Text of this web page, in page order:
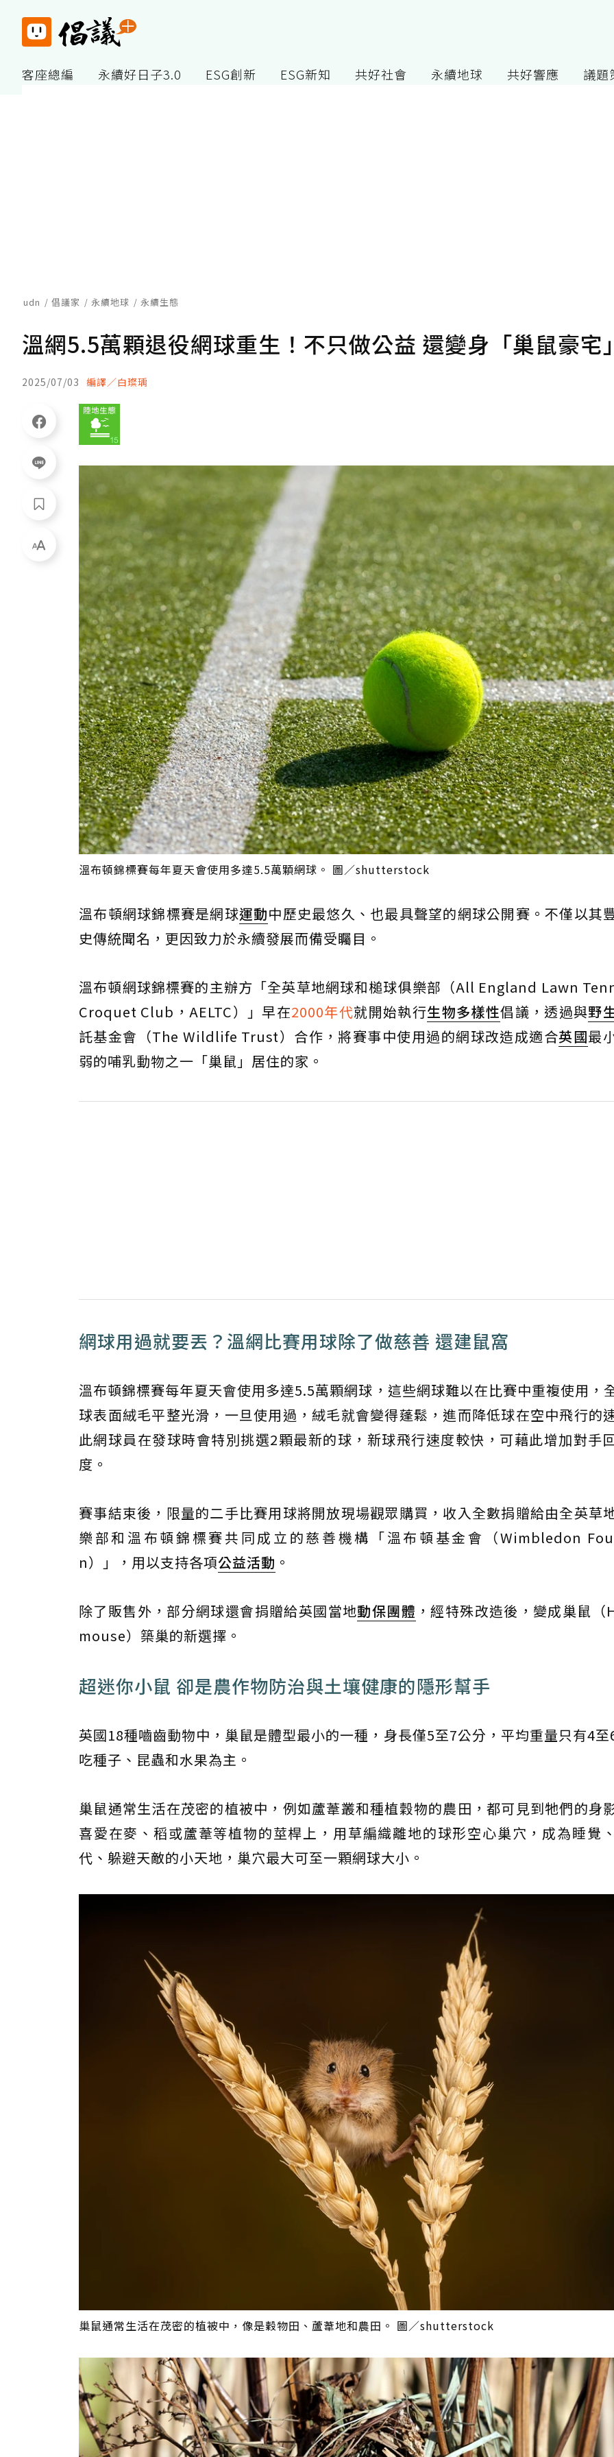
客座總編 永續好日子3.0 ESG創新 ESG新知 共好社會 永續地球 共好響應 議題
udn 倡議家 永續地球 永續生態
溫網5.5萬顆退役網球重生！不只做公益 還變身「巢鼠豪宅
2025/07/03 編譯／白璨瑀
溫布頓錦標賽每年夏天會使用多達5.5萬顆網球。 圖／shutterstock
溫布頓網球錦標賽是網球運動中歷史最悠久、也最具聲望的網球公開賽。不僅以其
史傳統聞名，更因致力於永續發展而備受矚目。
溫布頓網球錦標賽的主辦方「全英草地網球和槌球俱樂部（All England Lawn
Croquet Club，AELTC）」早在2000年代就開始執行生物多樣性倡議，透過與野
託基金會（The Wildlife Trust）合作，將賽事中使用過的網球改造成適合英國最
弱的哺乳動物之一「巢鼠」居住的家。
網球用過就要丟？溫網比賽用球除了做慈善 還建鼠窩
溫布頓錦標賽每年夏天會使用多達5.5萬顆網球，這些網球難以在比賽中重複使用，
球表面絨毛平整光滑，一旦使用過，絨毛就會變得蓬鬆，進而降低球在空中飛行的
此網球員在發球時會特別挑選2顆最新的球，新球飛行速度較快，可藉此增加對手
度。
賽事結束後，限量的二手比賽用球將開放現場觀眾購買，收入全數捐贈給由全英草
樂部和溫布頓錦標賽共同成立的慈善機構「溫布頓基金會（Wimbledon
n）」，用以支持各項公益活動 。
除了販售外，部分網球還會捐贈給英國當地動保團體 ，經特殊改造後，變成巢鼠
mouse）築巢的新選擇。
超迷你小鼠 卻是農作物防治與土壤健康的隱形幫手
英國18種嚙齒動物中，巢鼠是體型最小的一種，身長僅5至7公分，平均重量只有4
吃種子、昆蟲和水果為主。
巢鼠通常生活在茂密的植被中，例如蘆葦叢和種植穀物的農田，都可見到牠們的身
喜愛在麥、稻或蘆葦等植物的莖桿上，用草編織離地的球形空心巢穴，成為睡覺
代、躲避天敵的小天地，巢穴最大可至一顆網球大小。
巢鼠通常生活在茂密的植被中，像是穀物田、蘆葦地和農田。 圖／shutterstock